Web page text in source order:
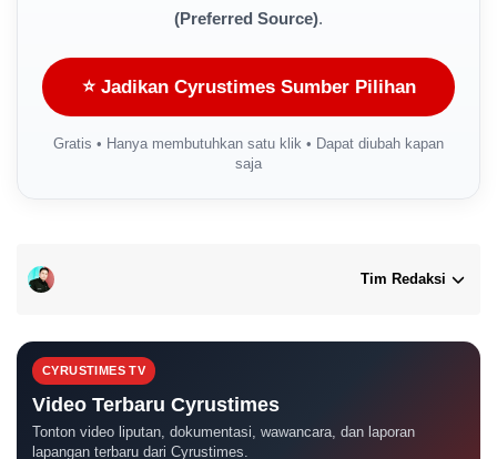
(Preferred Source).
⭐ Jadikan Cyrustimes Sumber Pilihan
Gratis • Hanya membutuhkan satu klik • Dapat diubah kapan
saja
Tim Redaksi
CYRUSTIMES TV
Video Terbaru Cyrustimes
Tonton video liputan, dokumentasi, wawancara, dan laporan
lapangan terbaru dari Cyrustimes.